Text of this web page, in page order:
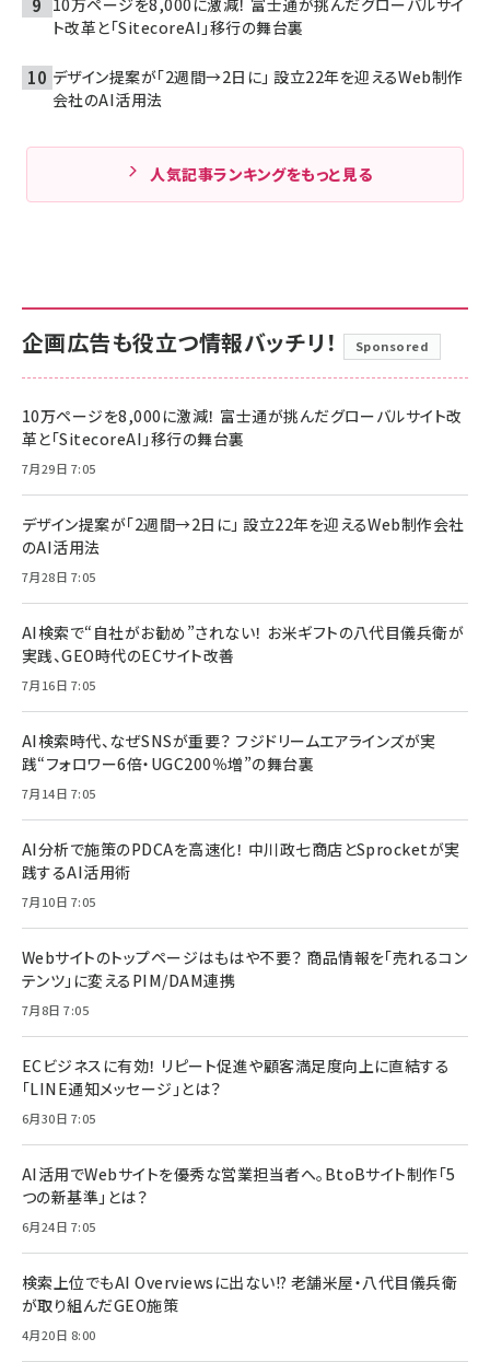
ト改革と「SitecoreAI」移行の舞台裏
デザイン提案が「2週間→2日に」 設立22年を迎えるWeb制作
会社のAI活用法
人気記事ランキングをもっと見る
企画広告も役立つ情報バッチリ！ Sponsored
10万ページを8,000に激減！ 富士通が挑んだグローバルサイト改
革と「SitecoreAI」移行の舞台裏
7月29日 7:05
デザイン提案が「2週間→2日に」 設立22年を迎えるWeb制作会社
のAI活用法
7月28日 7:05
AI検索で“自社がお勧め”されない！ お米ギフトの八代目儀兵衛が
実践、GEO時代のECサイト改善
7月16日 7:05
AI検索時代、なぜSNSが重要？ フジドリームエアラインズが実
践“フォロワー6倍・UGC200％増”の舞台裏
7月14日 7:05
AI分析で施策のPDCAを高速化！ 中川政七商店とSprocketが実
践するAI活用術
7月10日 7:05
Webサイトのトップページはもはや不要？ 商品情報を「売れるコン
テンツ」に変えるPIM/DAM連携
7月8日 7:05
ECビジネスに有効！ リピート促進や顧客満足度向上に直結する
「LINE通知メッセージ」とは？
6月30日 7:05
AI活用でWebサイトを優秀な営業担当者へ。BtoBサイト制作「5
つの新基準」とは？
6月24日 7:05
検索上位でもAI Overviewsに出ない!? 老舗米屋・八代目儀兵衛
が取り組んだGEO施策
4月20日 8:00